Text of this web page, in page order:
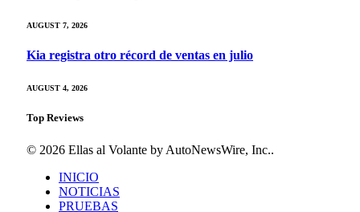
AUGUST 7, 2026
Kia registra otro récord de ventas en julio
AUGUST 4, 2026
Top Reviews
© 2026 Ellas al Volante by AutoNewsWire, Inc..
INICIO
NOTICIAS
PRUEBAS